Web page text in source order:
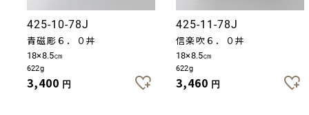
425-10-78J
青磁彫６．０丼
18×8.5㎝
622g
3,400 円
425-11-78J
信楽吹６．０丼
18×8.5㎝
622g
3,460 円